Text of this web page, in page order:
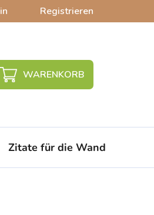
Registrieren
WARENKORB
Zitate für die Wand